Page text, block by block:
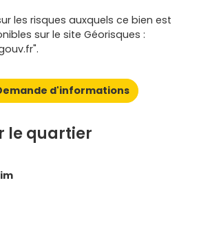
les risques auxquels ce bien est
sur le site Géorisques :
d'informations
le quartier